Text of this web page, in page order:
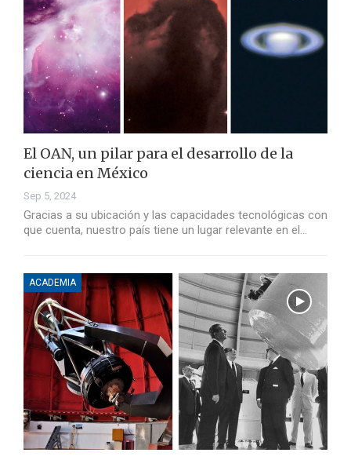
El OAN, un pilar para el desarrollo de la
ciencia en México
Sep 5, 2024
Gracias a su ubicación y las capacidades tecnológicas con
que cuenta, nuestro país tiene un lugar relevante en el…
ACADEMIA